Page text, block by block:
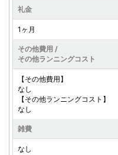
礼金
1ヶ月
その他費用 /
その他ランニングコスト
【その他費用】
なし
【その他ランニングコスト】
なし
雑費
なし